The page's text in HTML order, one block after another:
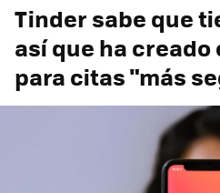
Tinder sabe que
así que ha
para citas "más